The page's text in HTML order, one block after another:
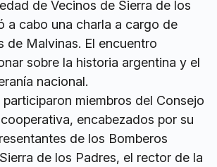
de Vecinos de Sierra de los
a cabo una charla a cargo de
de Malvinas. El encuentro
sobre la historia argentina y el
nacional.
miembros del Consejo
encabezados por su
de los Bomberos
de los Padres, el rector de la